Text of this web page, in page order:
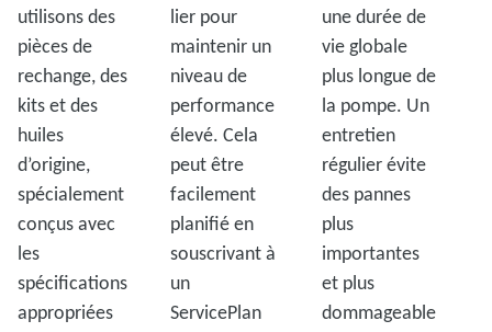
utilisons des
pièces de
rechange, des
kits et des
huiles
d’origine,
spécialement
conçus avec
les
spécifications
appropriées
lier pour
maintenir un
niveau de
performance
élevé. Cela
peut être
facilement
planifié en
souscrivant à
un
ServicePlan
une durée de
vie globale
plus longue de
la pompe. Un
entretien
régulier évite
des pannes
plus
importantes
et plus
dommageable